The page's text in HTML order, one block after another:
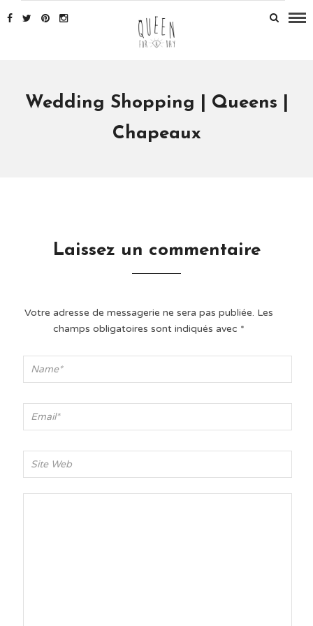
Wedding Shopping | Queens |
Chapeaux
Laissez un commentaire
Votre adresse de messagerie ne sera pas publiée. Les
champs obligatoires sont indiqués avec *